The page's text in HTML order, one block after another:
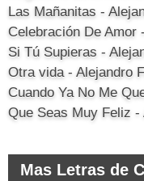
Las Mañanitas -
Celebración De Amor
Si Tú Supieras -
Otra vida - Alejandro
Cuando Ya No Me
Que Seas Muy Feliz -
Mas Letras de